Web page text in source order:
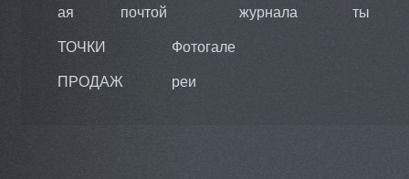
ая
почтой
журнала
ты
ТОЧКИ
ПРОДАЖ
Фотогале
реи